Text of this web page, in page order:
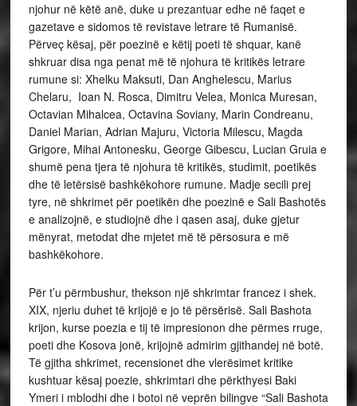
njohur në këtë anë, duke u prezantuar edhe në faqet e
gazetave e sidomos të revistave letrare të Rumanisë.
Përveç kësaj, për poezinë e këtij poeti të shquar, kanë
shkruar disa nga penat më të njohura të kritikës letrare
rumune si: Xhelku Maksuti, Dan Anghelescu, Marius
Chelaru, Ioan N. Rosca, Dimitru Velea, Monica Muresan,
Octavian Mihalcea, Octavina Soviany, Marin Condreanu,
Daniel Marian, Adrian Majuru, Victoria Milescu, Magda
Grigore, Mihai Antonesku, George Gibescu, Lucian Gruia e
shumë pena tjera të njohura të kritikës, studimit, poetikës
dhe të letërsisë bashkëkohore rumune. Madje secili prej
tyre, në shkrimet për poetikën dhe poezinë e Sali Bashotës
e analizojnë, e studiojnë dhe i qasen asaj, duke gjetur
mënyrat, metodat dhe mjetet më të përsosura e më
bashkëkohore.
Për t’u përmbushur, thekson një shkrimtar francez i shek.
XIX, njeriu duhet të krijojë e jo të përsërisë. Sali Bashota
krijon, kurse poezia e tij të impresionon dhe përmes rruge,
poeti dhe Kosova jonë, krijojnë admirim gjithandej në botë.
Të gjitha shkrimet, recensionet dhe vlerësimet kritike
kushtuar kësaj poezie, shkrimtari dhe përkthyesi Baki
Ymeri i mblodhi dhe i botoi në veprën bilingve “Sali Bashota